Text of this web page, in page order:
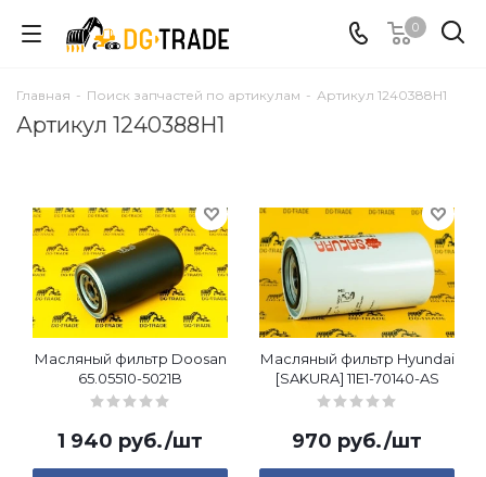
0
Главная - Поиск запчастей по артикулам - Артикул 1240388H1
Артикул 1240388H1
Масляный фильтр Doosan
65.05510-5021B
1 940 руб./шт
Масляный фильтр Hyundai
[SAKURA] 11E1-70140-AS
970 руб./шт